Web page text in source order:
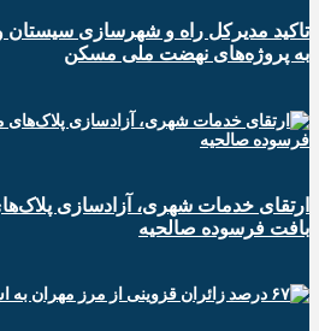
تاکید مدیرکل راه و شهرسازی
به پروژه‌های نهضت ملی مسکن
ارتقای خدمات شهری، آزادسازی
بافت فرسوده صالحیه